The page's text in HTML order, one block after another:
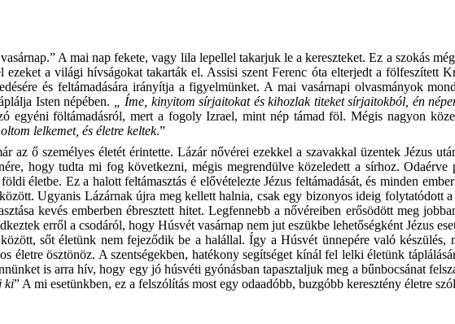
A mai nap fekete, vagy lila lepellel takarjuk le a kereszteket.Ez a szokás
ezeket a világi hívságokat takarták el. Assisi szent Ferenc óta elterjedt a fölfeszített
és feltámadására irányítja a figyelmünket. A mai vasárnapi olvasmányok
Isten népében.
„ Íme, kinyitom sírjaitokat és kihozlak titeket sírjaitokból, én
egyéni föltámadásról, mert a fogoly Izrael, mint nép támad föl. Mégis nagyon
lelkemet, és életre keltek.”
az ő személyes életét érintette. Lázár nővérei ezekkel a szavakkal üzentek Jézus
hogy tudta mi fog következni, mégis megrendülve közeledett a sírhoz. Odaérve
életbe. Ez a halott feltámasztás é elővételezte Jézus feltámadását, és minden
Ugyanis Lázárnak újra meg kellett halnia, csak egy bizonyos ideig folytatódott
kevés emberben ébresztett hitet. Legfennebb a nővéreiben erősödött meg
erről a csodáról, hogy Húsvét vasárnap nem jut eszükbe lehetőségként Jézus
sőt életünk nem fejeződik be a halállal. Így a Húsvét ünnepére való készülés,
életre ösztönöz. A szentségekben, hatékony segítséget kínál fel lelki életünk
is arra hív, hogy egy jó húsvéti gyónásban tapasztaljuk meg a bűnbocsánat
ki” A mi esetünkben, ez a felszólítás most egy odaadóbb, buzgóbb keresztény életre szól